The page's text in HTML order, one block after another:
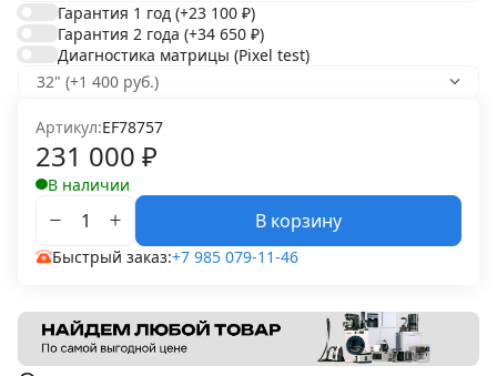
Гарантия 1 год (+23 100 ₽)
Гарантия 2 года (+34 650 ₽)
Диагностика матрицы (Pixel test)
Артикул:EF78757
231 000 ₽
В наличии
В корзину
Быстрый заказ:+7 985 079-11-46